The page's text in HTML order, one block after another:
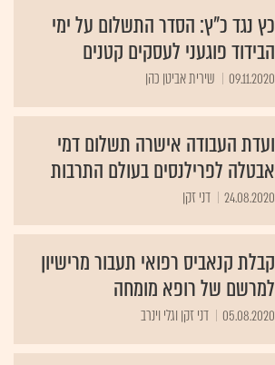
כץ נגד כ"ץ: הסדר התשלום על ימי
הבידוד פוגעני לעסקים קטנים
09.11.2020 שירית אביטן כהן
ועדת העבודה אישרה תשלום דמי
אבטלה לפרילנסים בעולם התרבות
24.08.2020 דני זקן
קבלת קנאביס רפואי תעבור מרישיון
למרשם של רופא מומחה
05.08.2020 דני זקן וגלי וינרב